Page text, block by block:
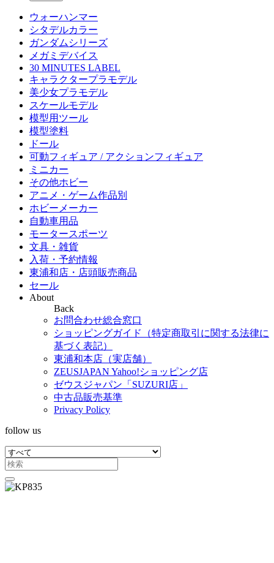
ウォーハンマー
シタデルカラー
ガンダムシリーズ
メガミデバイス
30 MINUTES LABEL
キャラクタープラモデル
美少女プラモデル
スケールモデル
模型用ツール
模型塗料
ドール
可動フィギュア / アクションフィギュア
ミニカー
その他ホビー
アニメ・ゲーム作品別
ホビーメーカー
自動車用品
モータースポーツ
文具・雑貨
入荷・予約情報
東浦和店・店頭販売商品
セール
About
Back
お問合わせ総合窓口
ショッピングガイド（特定商取引に関する法律に
基づく表記）
東浦和本店（実店舗）
ZEUSJAPAN Yahoo!ショッピング店
ゼウスジャパン「SUZURI店」
中古品販売基準
Privacy Policy
follow us